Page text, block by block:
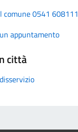
comune 0541 608111
appuntamento
città